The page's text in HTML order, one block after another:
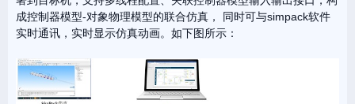
成控制器模型-对象物理模型的联合仿真， 同时可与simpack软件
实时通讯，实时显示仿真动画。 如下图所示：